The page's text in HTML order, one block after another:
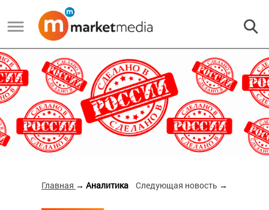
Главная → Аналитика Следующая новость →